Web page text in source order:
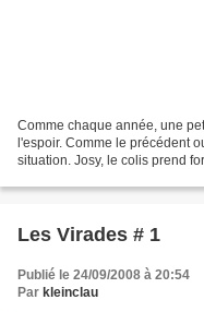
Comme chaque année, une
l'espoir. Comme le précédent
situation. Josy, le colis prend
Les Virades # 1
Publié le 24/09/2008 à 20:54
Par kleinclau